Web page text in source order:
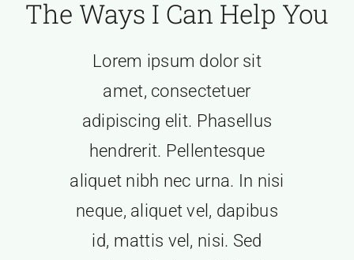
The Ways I Can Help You
Lorem ipsum dolor sit
amet, consectetuer
adipiscing elit. Phasellus
hendrerit. Pellentesque
aliquet nibh nec urna. In nisi
neque, aliquet vel, dapibus
id, mattis vel, nisi. Sed